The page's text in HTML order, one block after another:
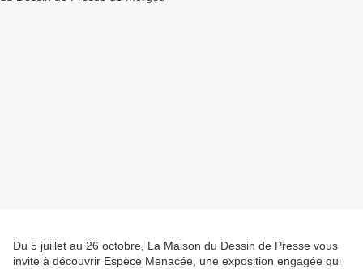
Du 5 juillet au 26 octobre, La Maison du Dessin de Presse vous
invite à découvrir Espèce Menacée, une exposition engagée qui